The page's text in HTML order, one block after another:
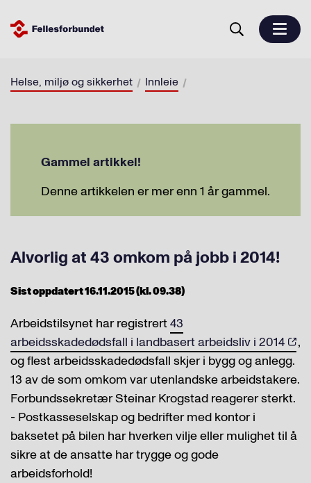
Helse, miljø og sikkerhet Innleie
Gammel artikkel!
Denne artikkelen er mer enn 1 år gammel.
Alvorlig at 43 omkom på jobb i 2014!
Sist oppdatert 16.11.2015 (kl. 09.38)
Arbeidstilsynet har registrert43
arbeidsskadedødsfall i landbasert arbeidsliv i 2014
,
og flest arbeidsskadedødsfall skjer i bygg og anlegg.
13 av de som omkom var utenlandske arbeidstakere.
Forbundssekretær Steinar Krogstad reagerer sterkt.
- Postkasseselskap og bedrifter med kontor i
baksetet på bilen har hverken vilje eller mulighet til å
sikre at de ansatte har trygge og gode
arbeidsforhold!